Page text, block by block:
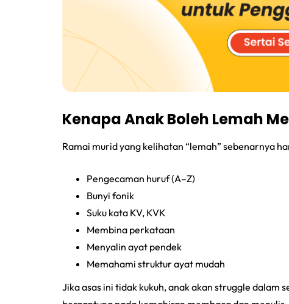
Kenapa Anak Boleh Lemah
Ramai murid yang kelihatan “lemah” sebenarnya
Pengecaman huruf (A–Z)
Bunyi fonik
Suku kata KV, KVK
Membina perkataan
Menyalin ayat pendek
Memahami struktur ayat mudah
Jika asas ini tidak kukuh, anak akan struggle dalam